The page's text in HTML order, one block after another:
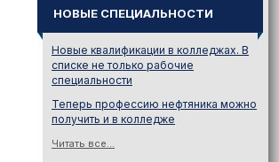
НОВЫЕ СПЕЦИАЛЬНОСТИ
Новые квалификации в колледжах. В
списке не только рабочие
специальности
Теперь профессию нефтяника можно
получить и в колледже
Читать все...